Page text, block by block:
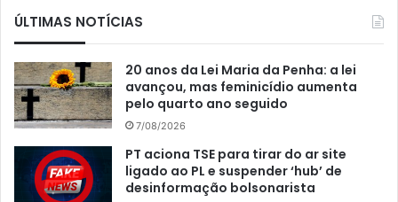
ÚLTIMAS NOTÍCIAS
20 anos da Lei Maria da Penha: a lei
avançou, mas feminicídio aumenta
pelo quarto ano seguido
7/08/2026
PT aciona TSE para tirar do ar site
ligado ao PL e suspender ‘hub’ de
desinformação bolsonarista